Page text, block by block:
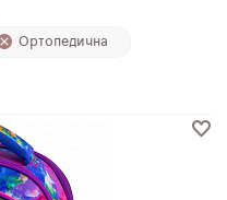
Ортопедична